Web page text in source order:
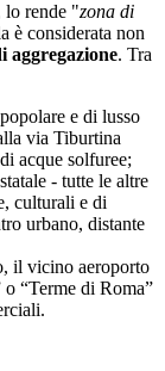
lo rende "zona di
è considerata non
aggregazione. Tra
e di lusso
via Tiburtina
acque solfuree;
- tutte le altre
culturali e di
urbano, distante
il vicino aeroporto
“Terme di Roma”